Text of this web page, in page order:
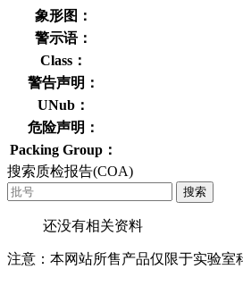
象形图：
警示语：
Class：
警告声明：
UNub：
危险声明：
Packing Group：
搜索质检报告(COA)
搜索
还没有相关资料
注意：本网站所售产品仅限于实验室